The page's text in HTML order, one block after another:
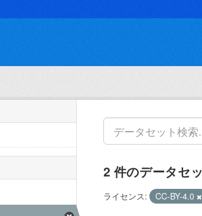
2 件のデータセ
ライセンス: CC-BY-4.0